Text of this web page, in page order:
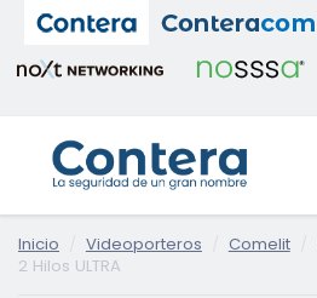
Inicio Videoporteros Comelit
2 Hilos ULTRA